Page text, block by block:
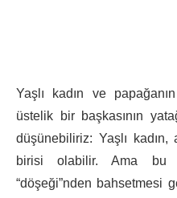
Yaşlı kadın ve
üstelik bir başkasının
düşünebiliriz: Yaşlı kadın,
birisi olabilir. Ama bu
“döşeği”nden bahsetmesi